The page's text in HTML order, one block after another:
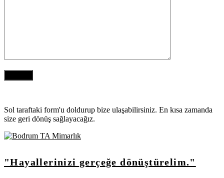
Sol taraftaki form'u doldurup bize ulaşabilirsiniz. En kısa zamanda
size geri dönüş sağlayacağız.
"Hayallerinizi gerçeğe dönüştürelim."